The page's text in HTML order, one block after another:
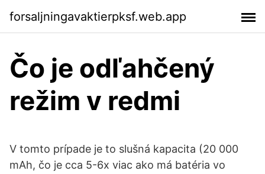
forsaljningavaktierpksf.web.app
Čo je odľahčený
režim v redmi
V tomto prípade je to slušná kapacita (20 000
mAh, čo je cca 5-6x viac ako má batéria vo